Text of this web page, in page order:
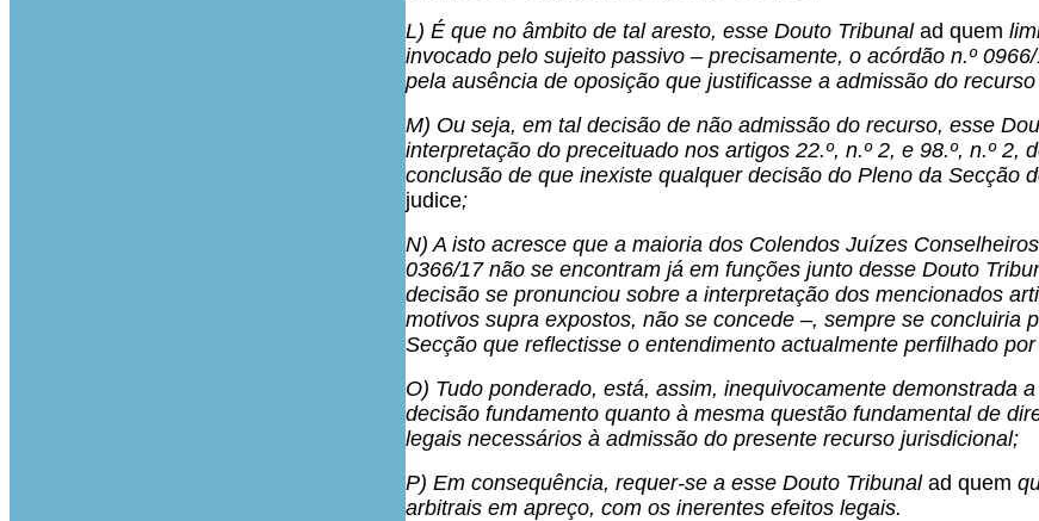
L) É que no âmbito de tal aresto, esse Douto Tribunal ad quem
invocado pelo sujeito passivo – precisamente, o acórdão n.º
pela ausência de oposição que justificasse a admissão do
M) Ou seja, em tal decisão de não admissão do recurso, esse
interpretação do preceituado nos artigos 22.º, n.º 2, e 98.º, n.º
conclusão de que inexiste qualquer decisão do Pleno da Secção
judice;
N) A isto acresce que a maioria dos Colendos Juízes
0366/17 não se encontram já em funções junto desse Douto
decisão se pronunciou sobre a interpretação dos mencionados
motivos supra expostos, não se concede –, sempre se concluiria
Secção que reflectisse o entendimento actualmente perfilhado
O) Tudo ponderado, está, assim, inequivocamente demonstrada
decisão fundamento quanto à mesma questão fundamental de
legais necessários à admissão do presente recurso jurisdicional;
P) Em consequência, requer-se a esse Douto Tribunal ad quem
arbitrais em apreço, com os inerentes efeitos legais.